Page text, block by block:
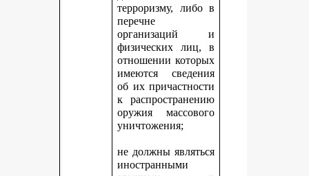
терроризму, либо в
перечне
организаций и
физических лиц, в
отношении которых
имеются сведения
об их причастности
к распространению
оружия массового
уничтожения;
не должны являться
иностранными